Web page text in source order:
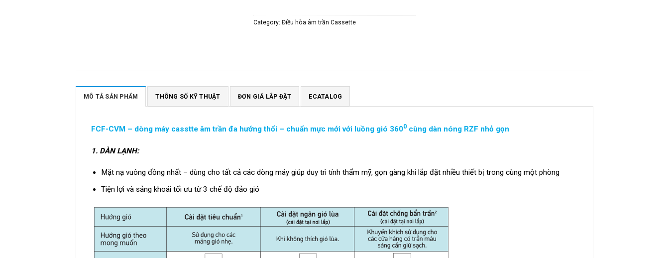
Category: Điều hòa âm trần Cassette
MÔ TẢ SẢN PHẨM THÔNG SỐ KỸ THUẬT ĐƠN GIÁ LẮP ĐẶT ECATALOG
FCF-CVM – dòng máy casstte âm trần đa hướng thổi – chuẩn mực mới với luồng gió 3600 cùng dàn nóng RZF nhỏ gọn
1. DÀN LẠNH:
Mặt nạ vuông đồng nhất – dùng cho tất cả các dòng máy giúp duy trì tính thẩm mỹ, gọn gàng khi lắp đặt nhiều thiết bị trong cùng một phòng
Tiện lợi và sảng khoái tối ưu từ 3 chế độ đảo gió